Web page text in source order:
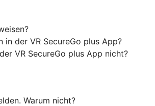
der VR SecureGo plus App?
VR SecureGo plus App nicht?
Warum nicht?